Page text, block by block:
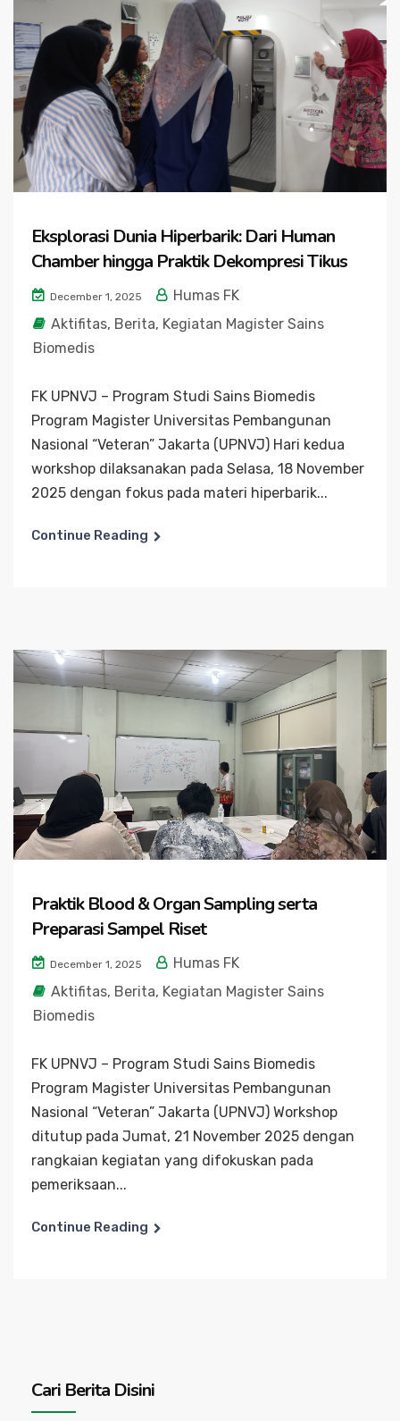
Eksplorasi Dunia Hiperbarik: Dari Human
Chamber hingga Praktik Dekompresi Tikus
December 1, 2025
Humas FK
Aktifitas, Berita, Kegiatan Magister Sains
Biomedis
FK UPNVJ – Program Studi Sains Biomedis
Program Magister Universitas Pembangunan
Nasional “Veteran” Jakarta (UPNVJ) Hari kedua
workshop dilaksanakan pada Selasa, 18 November
2025 dengan fokus pada materi hiperbarik...
Continue Reading
Praktik Blood & Organ Sampling serta
Preparasi Sampel Riset
December 1, 2025
Humas FK
Aktifitas, Berita, Kegiatan Magister Sains
Biomedis
FK UPNVJ – Program Studi Sains Biomedis
Program Magister Universitas Pembangunan
Nasional “Veteran” Jakarta (UPNVJ) Workshop
ditutup pada Jumat, 21 November 2025 dengan
rangkaian kegiatan yang difokuskan pada
pemeriksaan...
Continue Reading
Cari Berita Disini